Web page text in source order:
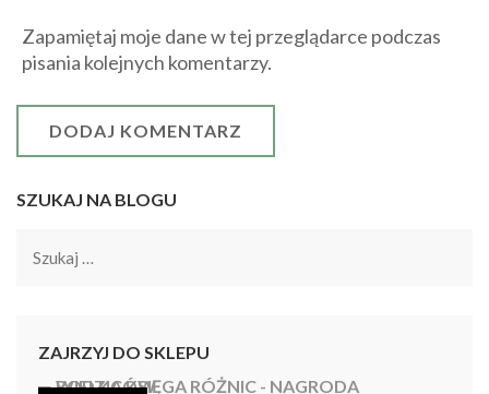
Zapamiętaj moje dane w tej przeglądarce podczas
pisania kolejnych komentarzy.
SZUKAJ NA BLOGU
Szukaj:
ZAJRZYJ DO SKLEPU